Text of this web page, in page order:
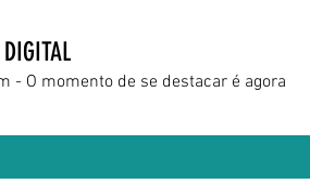
- O momento de se destacar é agora